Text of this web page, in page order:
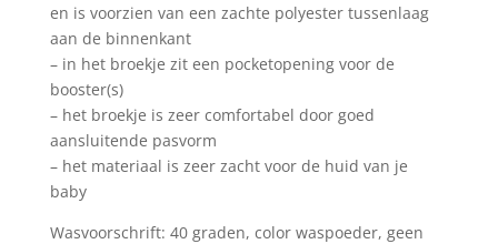
en is voorzien van een zachte polyester tussenlaag
aan de binnenkant
– in het broekje zit een pocketopening voor de
booster(s)
– het broekje is zeer comfortabel door goed
aansluitende pasvorm
– het materiaal is zeer zacht voor de huid van je
baby
Wasvoorschrift: 40 graden, color waspoeder, geen